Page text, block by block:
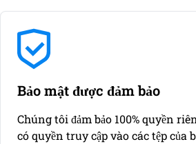
Bảo mật được đảm bảo
Chúng tôi đảm bảo 100% quyền
có quyền truy cập vào các tệp của